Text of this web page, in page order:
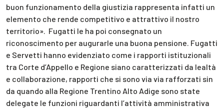
buon funzionamento della giustizia rappresenta infatti un
elemento che rende competitivo e attrattivo il nostro
territorio». Fugatti le ha poi consegnato un
riconoscimento per augurarle una buona pensione. Fugatti
e Servetti hanno evidenziato come i rapporti istituzionali
tra Corte d’Appello e Regione siano caratterizzati da lealtà
e collaborazione, rapporti che si sono via via rafforzati sin
da quando alla Regione Trentino Alto Adige sono state
delegate le funzioni riguardanti l’attività amministrativa